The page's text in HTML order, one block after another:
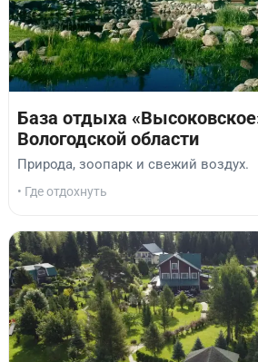
База отдыха
Вологодской области
Природа, зоопарк и свежий воздух.
• Где отдохнуть